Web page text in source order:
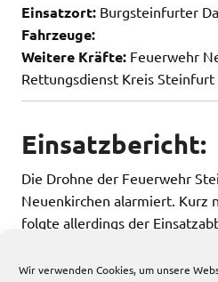
Wir verwenden Cookies, um unsere
Einsatzort: Burgsteinfurter
Fahrzeuge:
Weitere Kräfte: Feuerwehr
Rettungsdienst Kreis Steinfurt
Einsatzbericht:
Die Drohne der Feuerwehr
Neuenkirchen alarmiert. Kurz
folgte allerdings der